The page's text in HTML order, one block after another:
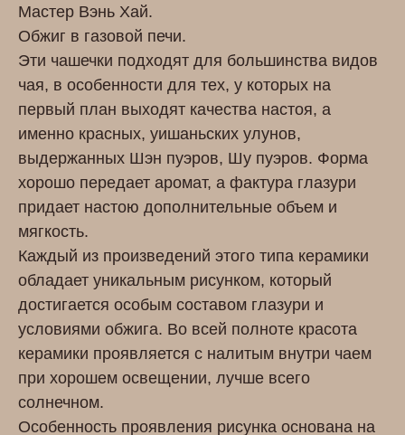
Мастер Вэнь Хай.
Обжиг в газовой печи.
Эти чашечки подходят для большинства видов
чая, в особенности для тех, у которых на
первый план выходят качества настоя, а
именно красных, уишаньских улунов,
выдержанных Шэн пуэров, Шу пуэров. Форма
хорошо передает аромат, а фактура глазури
придает настою дополнительные объем и
мягкость.
Каждый из произведений этого типа керамики
обладает уникальным рисунком, который
достигается особым составом глазури и
условиями обжига. Во всей полноте красота
керамики проявляется с налитым внутри чаем
при хорошем освещении, лучше всего
солнечном.
Особенность проявления рисунка основана на